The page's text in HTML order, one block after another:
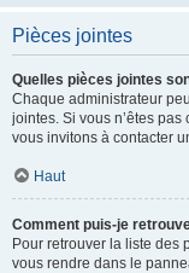
Pièces jointes
Quelles pièces jointes
Chaque administrateur
jointes. Si vous n’êtes
vous invitons à contacter
Haut
Comment puis-je
Pour retrouver la liste des
vous rendre dans le